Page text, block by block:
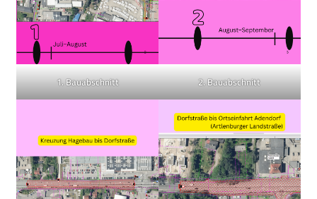
1. Bauabschnitt 2. Bauabschnitt